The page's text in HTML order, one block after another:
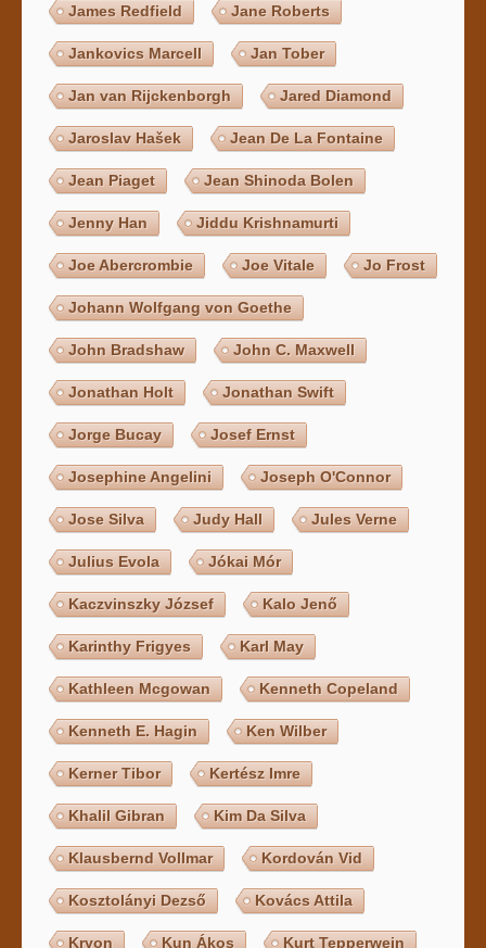
James Redfield Jane Roberts
Jankovics Marcell Jan Tober
Jan van Rijckenborgh Jared Diamond
Jaroslav Hašek Jean De La Fontaine
Jean Piaget Jean Shinoda Bolen
Jenny Han Jiddu Krishnamurti
Joe Abercrombie Joe Vitale Jo Frost
Johann Wolfgang von Goethe
John Bradshaw John C. Maxwell
Jonathan Holt Jonathan Swift
Jorge Bucay Josef Ernst
Josephine Angelini Joseph O'Connor
Jose Silva Judy Hall Jules Verne
Julius Evola Jókai Mór
Kaczvinszky József Kalo Jenő
Karinthy Frigyes Karl May
Kathleen Mcgowan Kenneth Copeland
Kenneth E. Hagin Ken Wilber
Kerner Tibor Kertész Imre
Khalil Gibran Kim Da Silva
Klausbernd Vollmar Kordován Vid
Kosztolányi Dezső Kovács Attila
Kryon Kun Ákos Kurt Tepperwein